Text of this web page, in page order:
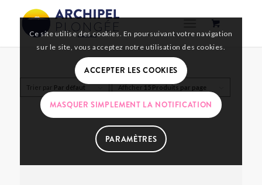
Trier par Par défaut Afficher 15 Produits par page
Ce site utilise des cookies. En poursuivant votre navigation
sur le site, vous acceptez notre utilisation des cookies.
ACCEPTER LES COOKIES
MASQUER SIMPLEMENT LA NOTIFICATION
PARAMÈTRES